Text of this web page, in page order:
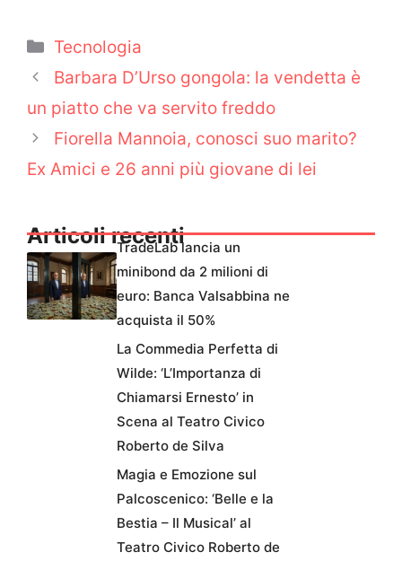
Categorie
Tecnologia
Barbara D’Urso gongola: la vendetta è
un piatto che va servito freddo
Fiorella Mannoia, conosci suo marito?
Ex Amici e 26 anni più giovane di lei
Articoli recenti
TradeLab lancia un
minibond da 2 milioni di
euro: Banca Valsabbina ne
acquista il 50%
La Commedia Perfetta di
Wilde: ‘L’Importanza di
Chiamarsi Ernesto’ in
Scena al Teatro Civico
Roberto de Silva
Magia e Emozione sul
Palcoscenico: ‘Belle e la
Bestia – Il Musical’ al
Teatro Civico Roberto de